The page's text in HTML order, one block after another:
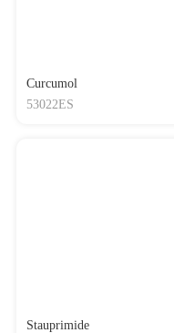
Curcumol
53022ES
Stauprimide